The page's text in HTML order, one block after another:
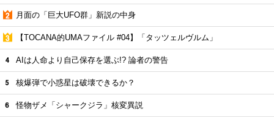
月面の「巨大UFO群」新説の中身
【TOCANA的UMAファイル #04】「タッツェルヴルム」
AIは人命より自己保存を選ぶ!? 論者の警告
核爆弾で小惑星は破壊できるか？
怪物ザメ「シャークジラ」核変異説